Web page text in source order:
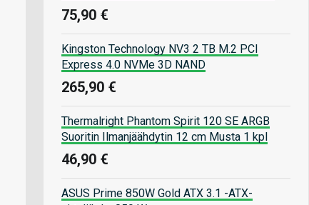
75,90 €
Kingston Technology NV3 2 TB M.2 PCI
Express 4.0 NVMe 3D NAND
265,90 €
Thermalright Phantom Spirit 120 SE ARGB
Suoritin Ilmanjäähdytin 12 cm Musta 1 kpl
46,90 €
ASUS Prime 850W Gold ATX 3.1 -ATX-